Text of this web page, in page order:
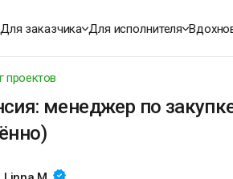
Для заказчика Для исполнителя
проектов
менеджер по